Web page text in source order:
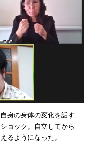
身の身体の変化を話す
ョック。自立してから
るようになった。